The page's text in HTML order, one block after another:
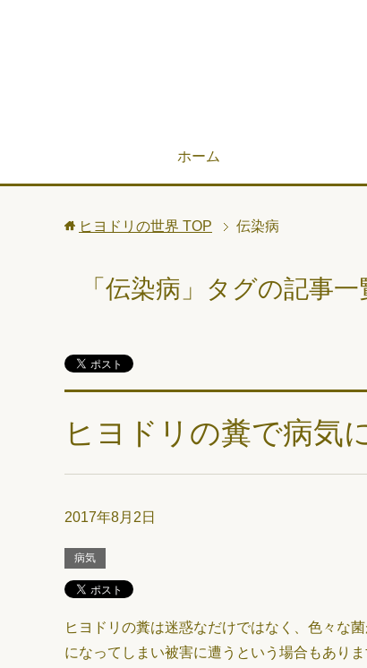
ホーム
ヒヨドリの世界 TOP 伝染病
「伝染病」タグの記事一
ヒヨドリの糞で病気
2017年8月2日
病気
ヒヨドリの糞は迷惑なだけではなく、色々な
になってしまい被害に遭うという場合もありま